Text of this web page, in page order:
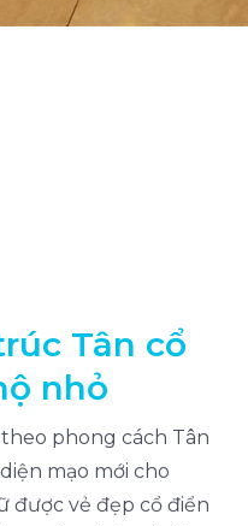
Tân cổ
nhỏ
phong cách Tân
mạo mới cho
được vẻ đẹp cổ điển